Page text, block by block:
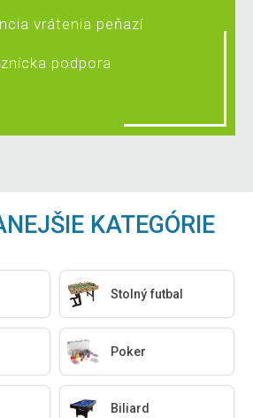
vrátenia peňazí
podpora
KATEGÓRIE
Stolný futbal
Poker
Biliard